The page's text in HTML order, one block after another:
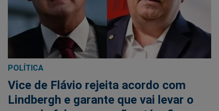
POLÍTICA
Vice de Flávio rejeita acordo com
Lindbergh e garante que vai levar o